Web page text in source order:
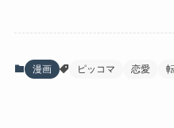
漫画 ピッコマ 恋愛